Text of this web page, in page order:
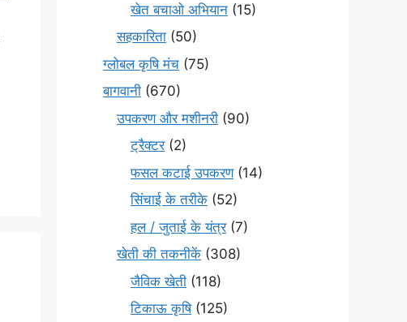
खेत बचाओ अभियान (15)
सहकारिता (50)
ग्लोबल कृषि मंच (75)
बागवानी (670)
उपकरण और मशीनरी (90)
ट्रैक्टर(2)
फसल कटाई उपकरण(14)
सिंचाई के तरीके (52)
हल / जुताई के यंत्र(7)
खेती की तकनीकें (308)
जैविक खेती (118)
टिकाऊ कृषि(125)